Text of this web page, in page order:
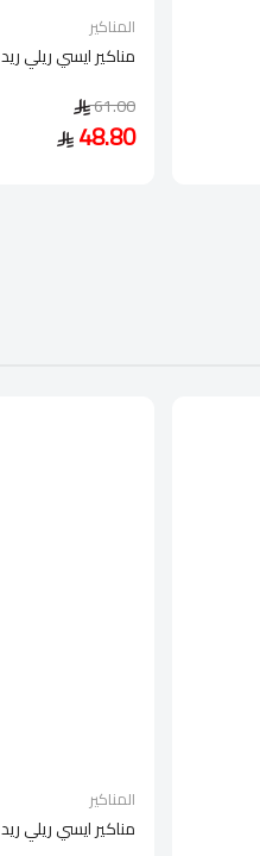
المناكير
مناكير ايسي ريلي ريد
61.00
48.80
المناكير
مناكير ايسي ريلي ريد